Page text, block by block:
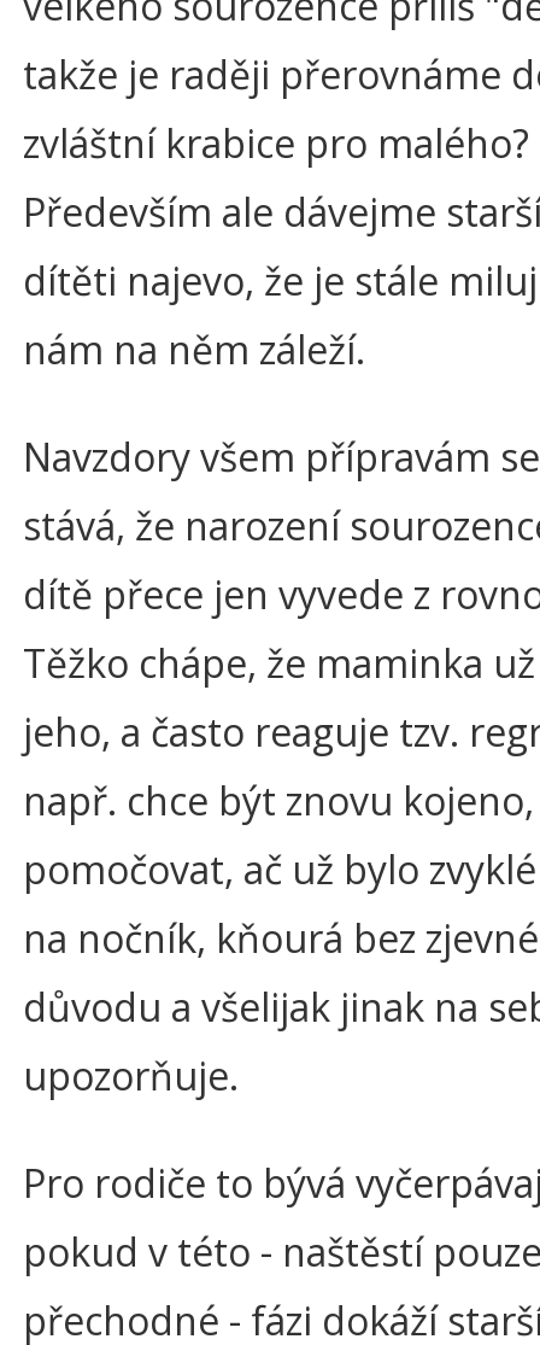
takže je raději přerovnáme
zvláštní krabice pro malého?
Především ale dávejme
dítěti najevo, že je stále
nám na něm záleží.
Navzdory všem přípravám
stává, že narození
dítě přece jen vyvede z
Těžko chápe, že maminka
jeho, a často reaguje tzv.
např. chce být znovu kojeno,
pomočovat, ač už bylo
na nočník, kňourá bez
důvodu a všelijak jinak na
upozorňuje.
Pro rodiče to bývá
pokud v této - naštěstí
přechodné - fázi dokáží